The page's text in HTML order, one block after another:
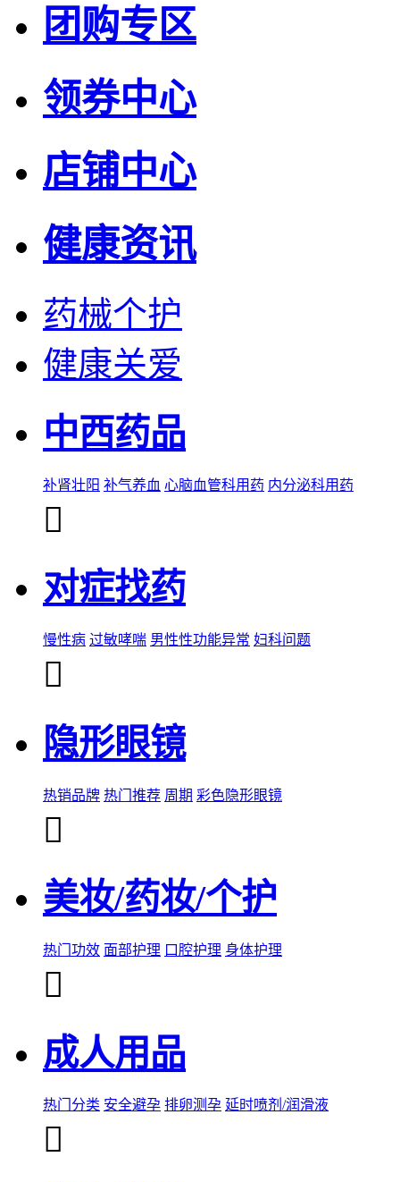
团购专区
领券中心
店铺中心
健康资讯
药械个护
健康关爱
中西药品
补肾壮阳 补气养血 心脑血管科用药 内分泌科用药

对症找药
慢性病 过敏哮喘 男性性功能异常 妇科问题

隐形眼镜
热销品牌 热门推荐 周期 彩色隐形眼镜

美妆/药妆/个护
热门功效 面部护理 口腔护理 身体护理

成人用品
热门分类 安全避孕 排卵测孕 延时喷剂/润滑液
